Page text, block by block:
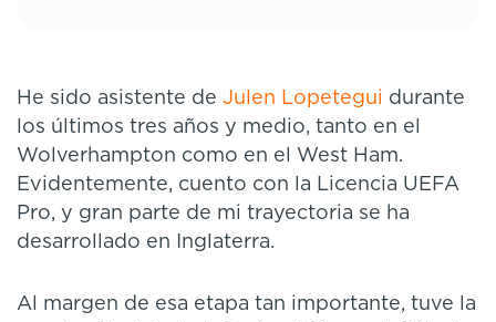
He sido asistente de Julen Lopetegui durante
los últimos tres años y medio, tanto en el
Wolverhampton como en el West Ham.
Evidentemente, cuento con la Licencia UEFA
Pro, y gran parte de mi trayectoria se ha
desarrollado en Inglaterra.
Al margen de esa etapa tan importante, tuve la